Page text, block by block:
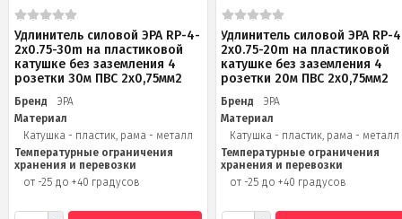
Удлинитель силовой ЭРА RP-4-
2x0.75-30m на пластиковой
катушке без заземления 4
розетки 30м ПВС 2х0,75мм2
Бренд
ЭРА
Материал
Катушка - пластик, рама - металл
Температурные ограничения
хранения и перевозки
от -25 до +40 градусов
Удлинитель силовой ЭРА RP-
2x0.75-20m на пластиковой
катушке без заземления 4
розетки 20м ПВС 2х0,75мм2
Бренд
ЭРА
Материал
Катушка - пластик, рама - металл
Температурные ограничения
хранения и перевозки
от -25 до +40 градусов